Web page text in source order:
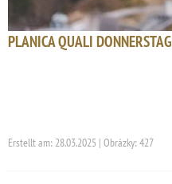
PLANICA QUALI DONNERSTAG
Erstellt am: 28.03.2025 | Obrázky: 427